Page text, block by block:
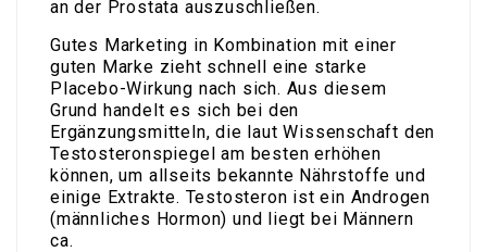
an der Prostata auszuschließen.
Gutes Marketing in Kombination mit einer
guten Marke zieht schnell eine starke
Placebo-Wirkung nach sich. Aus diesem
Grund handelt es sich bei den
Ergänzungsmitteln, die laut Wissenschaft den
Testosteronspiegel am besten erhöhen
können, um allseits bekannte Nährstoffe und
einige Extrakte. Testosteron ist ein Androgen
(männliches Hormon) und liegt bei Männern
ca.